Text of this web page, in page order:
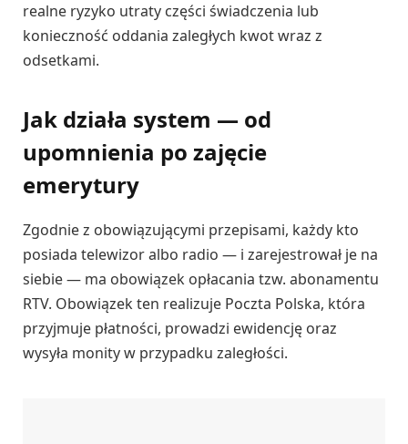
realne ryzyko utraty części świadczenia lub
konieczność oddania zaległych kwot wraz z
odsetkami.
Jak działa system — od
upomnienia po zajęcie
emerytury
Zgodnie z obowiązującymi przepisami, każdy kto
posiada telewizor albo radio — i zarejestrował je na
siebie — ma obowiązek opłacania tzw. abonamentu
RTV. Obowiązek ten realizuje Poczta Polska, która
przyjmuje płatności, prowadzi ewidencję oraz
wysyła monity w przypadku zaległości.